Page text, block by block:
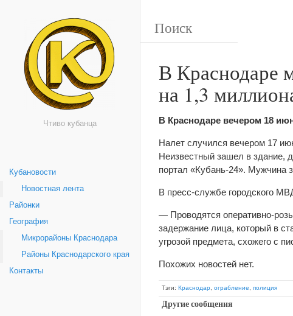
Чтиво кубанца
Кубановости
Новостная лента
Районки
География
Микрорайоны Краснодара
Районы Краснодарского края
Контакты
В Краснодаре
на 1,3
В Краснодаре вечером 18
Налет случился вечером 17
Неизвестный зашел в здание,
портал «Кубань-24». Мужчина
В пресс-службе городского
— Проводятся оперативно-
задержание лица, который в
угрозой предмета, схожего с
Похожих новостей нет.
Тэги: Краснодар ограбление полиция
Другие сообщения